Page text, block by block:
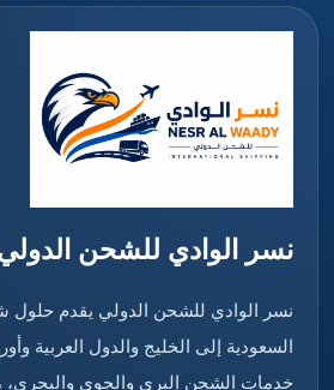
نسر الوادي للشحن
نسر الوادي للشحن الدولي يقدم حلول
السعودية إلى الخليج والدول العربية
خدمات الشحن البري والجوي